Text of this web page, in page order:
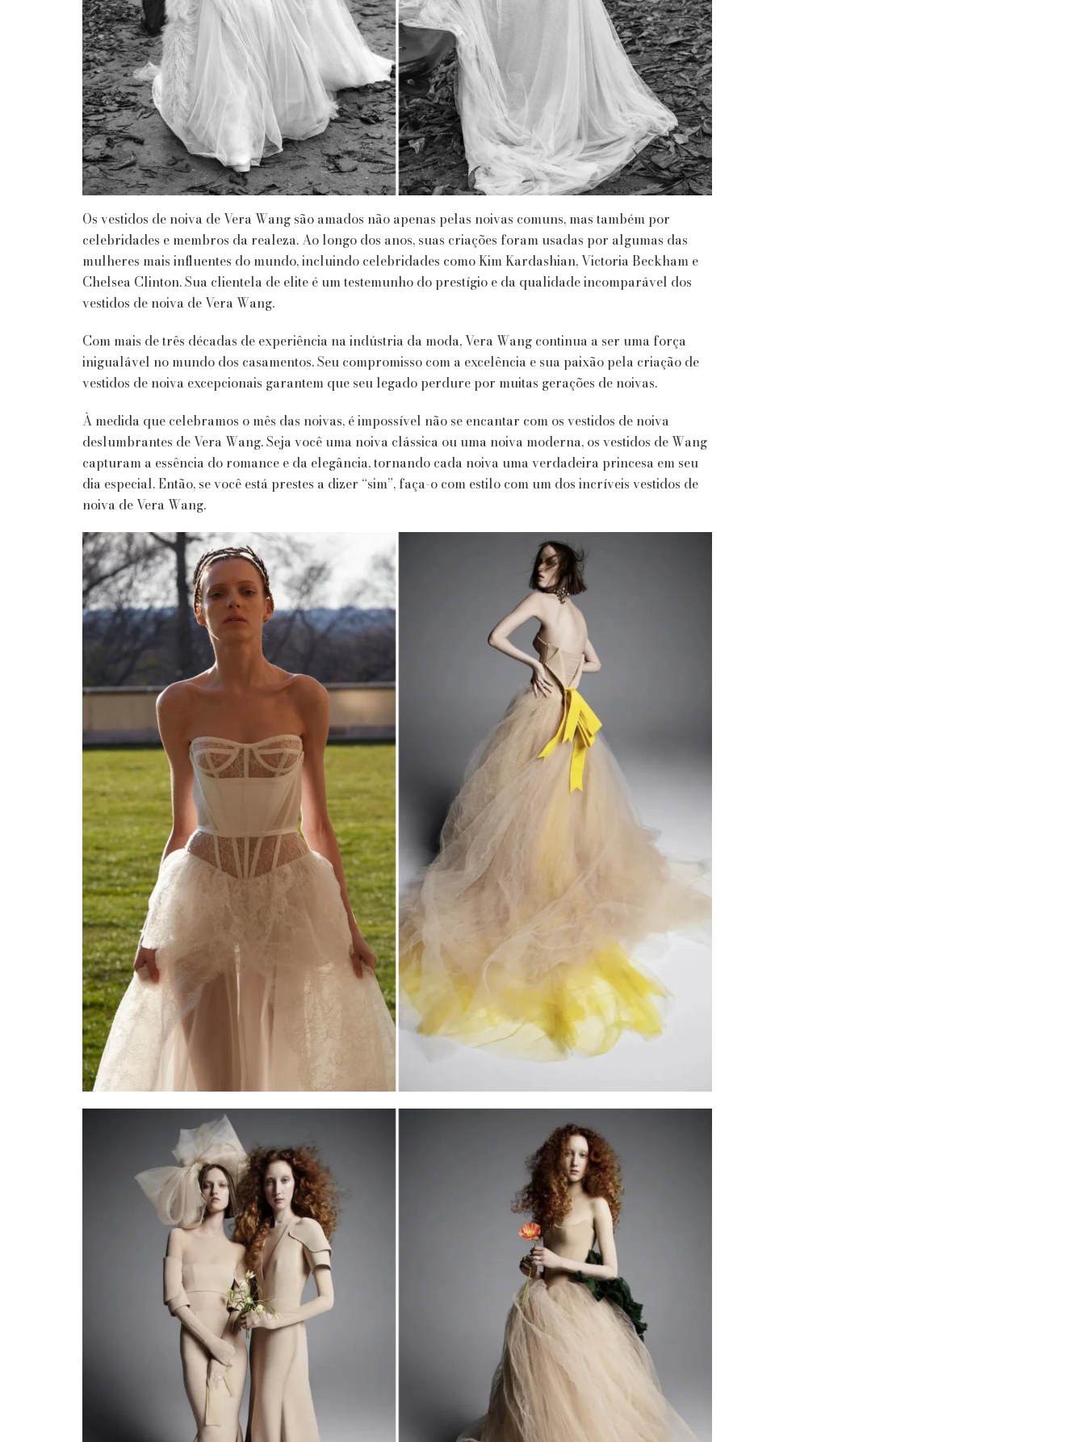
Os vestidos de noiva de Vera Wang são amados não apenas pelas noivas comuns, mas também por
celebridades e membros da realeza. Ao longo dos anos, suas criações foram usadas por algumas das
mulheres mais influentes do mundo, incluindo celebridades como Kim Kardashian, Victoria Beckham e
Chelsea Clinton. Sua clientela de elite é um testemunho do prestígio e da qualidade incomparável dos
vestidos de noiva de Vera Wang.
Com mais de três décadas de experiência na indústria da moda, Vera Wang continua a ser uma força
inigualável no mundo dos casamentos. Seu compromisso com a excelência e sua paixão pela criação de
vestidos de noiva excepcionais garantem que seu legado perdure por muitas gerações de noivas.
À medida que celebramos o mês das noivas, é impossível não se encantar com os vestidos de noiva
deslumbrantes de Vera Wang. Seja você uma noiva clássica ou uma noiva moderna, os vestidos de Wang
capturam a essência do romance e da elegância, tornando cada noiva uma verdadeira princesa em seu
dia especial. Então, se você está prestes a dizer “sim”, faça-o com estilo com um dos incríveis vestidos de
noiva de Vera Wang.